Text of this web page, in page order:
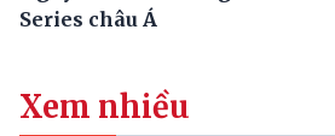
Series châu Á
Xem nhiều